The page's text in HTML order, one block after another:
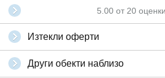
5.00 от 20 оценки
Изтекли оферти
Други обекти наблизо